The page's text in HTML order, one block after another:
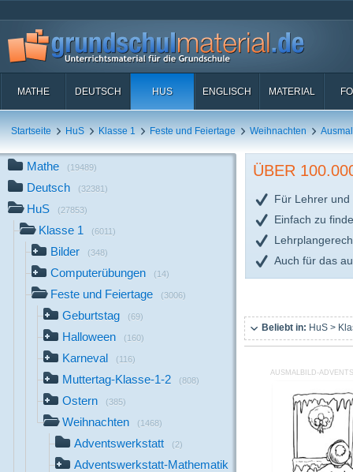
MATHE DEUTSCH HUS ENGLISCH MATERIAL
Startseite HuS Klasse 1 Feste und Feiertage Weihnachten
Mathe (19489)
Deutsch (32381)
HuS (27853)
Klasse 1 (6011)
Bilder (348)
Computerübungen (14)
Feste und Feiertage (3006)
Geburtstag (69)
Halloween (160)
Karneval (116)
Muttertag-Klasse-1-2 (808)
Ostern (385)
Weihnachten (1468)
Adventswerkstatt (2)
Adventswerkstatt-Mathematik
ÜBER
Für Lehrer und
Einfach zu
Auch für das
Beliebt in: HuS >
AUSMALBILD-